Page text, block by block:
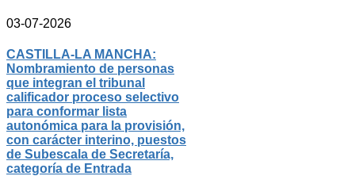
03-07-2026
CASTILLA-LA MANCHA:
Nombramiento de personas
que integran el tribunal
calificador proceso selectivo
para conformar lista
autonómica para la provisión,
con carácter interino, puestos
de Subescala de Secretaría,
categoría de Entrada